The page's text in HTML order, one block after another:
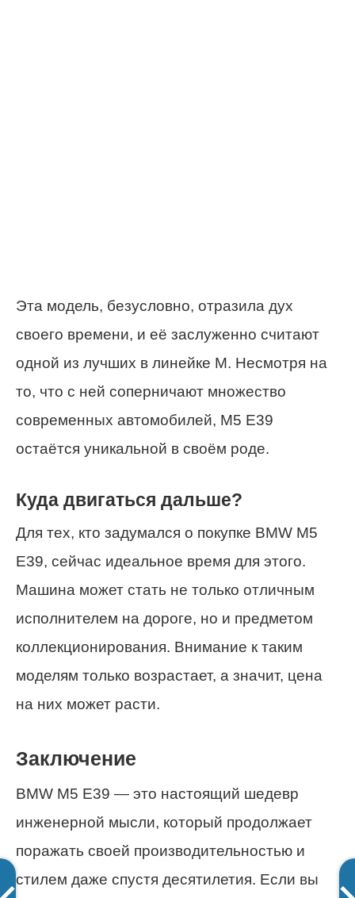
Эта модель, безусловно, отразила дух
своего времени, и её заслуженно считают
одной из лучших в линейке M. Несмотря на
то, что с ней соперничают множество
современных автомобилей, M5 E39
остаётся уникальной в своём роде.
Куда двигаться дальше?
Для тех, кто задумался о покупке BMW M5
E39, сейчас идеальное время для этого.
Машина может стать не только отличным
исполнителем на дороге, но и предметом
коллекционирования. Внимание к таким
моделям только возрастает, а значит, цена
на них может расти.
Заключение
BMW M5 E39 — это настоящий шедевр
инженерной мысли, который продолжает
поражать своей производительностью и
стилем даже спустя десятилетия. Если вы